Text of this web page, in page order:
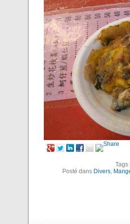
Tags
Posté dans Divers,